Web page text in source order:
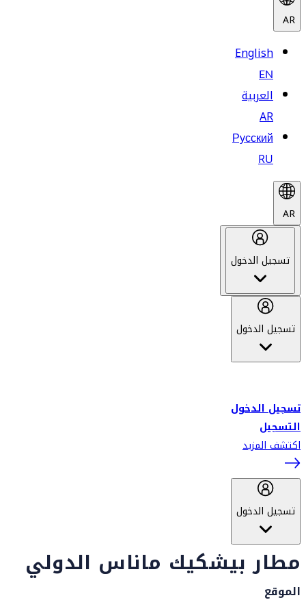
AR
English
EN
العربية
AR
Русский
RU
AR
تسجيل الدخول
تسجيل الدخول
تسجيل الدخول
التسجيل
اكتشف المزيد
تسجيل الدخول
مطار بيشكيك ماناس الدولي
الموقع